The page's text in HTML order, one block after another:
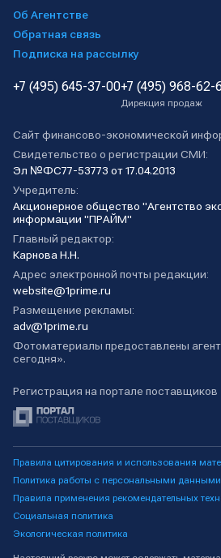
Об Агентстве
Обратная связь
Подписка на рассылку
+7 (495) 645-37-00+7 (495) 968-62-
Дирекция продаж
Сайт финансово-экономической
Свидетельство о регистрации СМИ:
Эл №ФС77-53773 от 17.04.2013
Учредитель:
Акционерное общество "Агентство
информации "ПРАЙМ"
Главный редактор:
Карнова Н.Н.
Адрес электронной почты редакции:
website@1prime.ru
Размещение рекламы:
adv@1prime.ru
Фотоматериалы предоставлены
сегодня».
Регистрация на портале поставщиков
Правила цитирования и использования
Политика работы с персональными данными
Правила применения рекомендательных
Социальная политика
Экологическая политика